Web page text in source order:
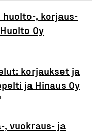
, korjaus-
Oy
korjaukset ja
ja Hinaus Oy
, vuokraus- ja